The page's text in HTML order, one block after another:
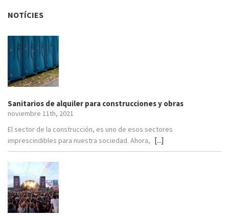
NOTÍCIES
Sanitarios de alquiler para construcciones y obras
noviembre 11th, 2021
El sector de la construcción, es uno de esos sectores
imprescindibles para nuestra sociedad. Ahora, [...]